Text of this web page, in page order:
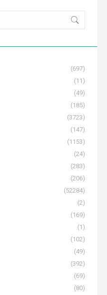
(697)
(11)
(49)
(185)
(3723)
(147)
(1153)
(24)
(283)
(206)
(52284)
(2)
(169)
(1)
(102)
(49)
(392)
(69)
(80)